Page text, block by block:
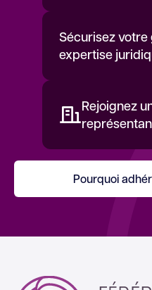
Sécurisez votre
expertise
Rejoignez
Pourquoi